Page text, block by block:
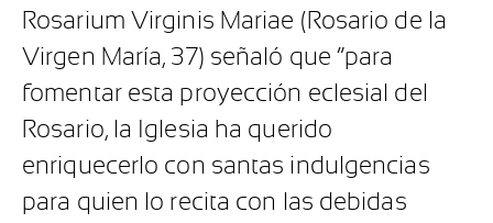
Rosarium Virginis Mariae (Rosario de la
Virgen María, 37) señaló que “para
fomentar esta proyección eclesial del
Rosario, la Iglesia ha querido
enriquecerlo con santas indulgencias
para quien lo recita con las debidas